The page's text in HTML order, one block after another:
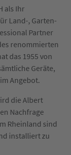
als Ihr
Land-, Garten-
Partner
renommierten
das 1955 von
Geräte,
Angebot.
die Albert
Nachfrage
Rheinland sind
installiert zu